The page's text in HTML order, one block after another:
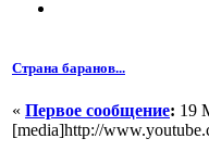
Страна баранов...
« Первое сообщение: 19
[media]http://